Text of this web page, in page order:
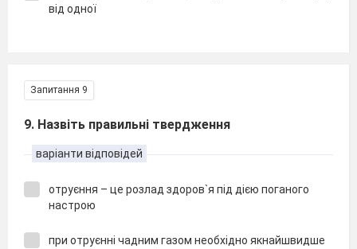
від одної
Запитання 9
9. Назвіть правильні твердження
варіанти відповідей
отруєння – це розлад здоров`я під дією поганого
настрою
при отруєнні чадним газом необхідно якнайшвидше